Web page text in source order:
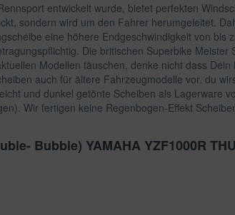
entwickelt wurde, bietet perfekten
sondern wird um den Fahrer herumgeleitet.
eine höhere Endgeschwindigkeit von bis
Die britischen Superbike
Modellen täuschen, denke nicht dass
auch für ältere Fahrzeugmodelle vor. du
und dunkel getönte Scheiben als Lagerware
Wir fertigen keine Regenbogen-Effekt
Bubble) YAMAHA YZF1000R